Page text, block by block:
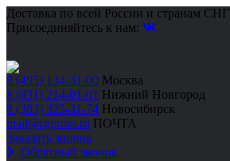
Доставка по всей России и странам СНГ
Присоединяйтесь к нам:
8 (495) 134-31-00 Москва
8 (831) 214-01-01 Нижний Новгород
8 (383) 325-31-74 Новосибирск
mail@rgprom.ru ПОЧТА
Заказать звонок
Обратный звонок